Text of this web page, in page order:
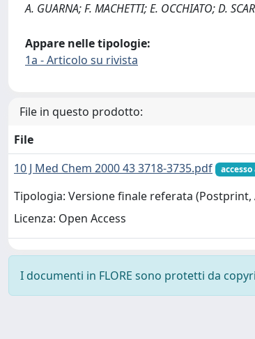
A. GUARNA; F. MACHETTI; E. OCCHIATO; D.
Appare nelle tipologie:
1a - Articolo su rivista
File in questo prodotto:
File
10 J Med Chem 2000 43 3718-3735.pdf
Tipologia: Versione finale referata
Licenza: Open Access
I documenti in FLORE sono protetti da